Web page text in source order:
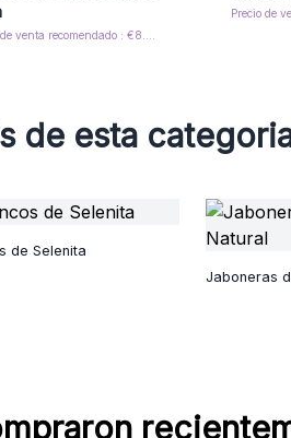
de esta
de Selenita
Jaboneras